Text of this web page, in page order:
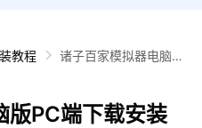
教程
诸子百家模拟器电脑版
拟器攻略
版PC端下载安装